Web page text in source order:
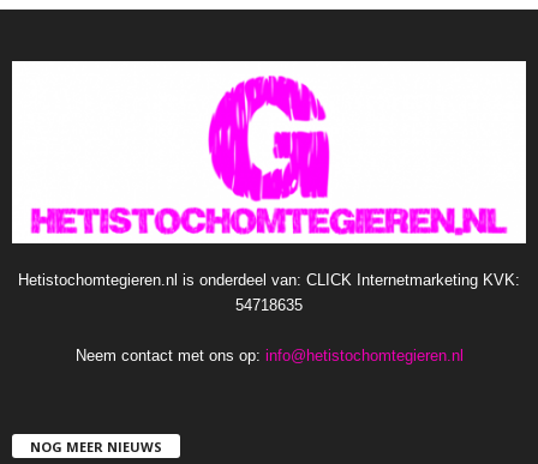
Hetistochomtegieren.nl is onderdeel van: CLICK Internetmarketing KVK:
54718635
Neem contact met ons op: info@hetistochomtegieren.nl
NOG MEER NIEUWS